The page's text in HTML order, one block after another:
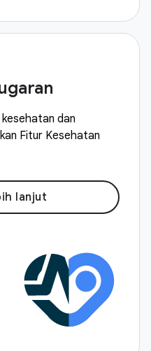
dan
Fitur Kesehatan
lanjut